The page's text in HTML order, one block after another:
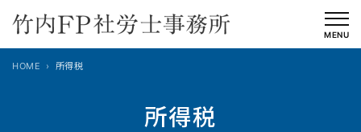
を
MENU
所得税
HOME 所得税